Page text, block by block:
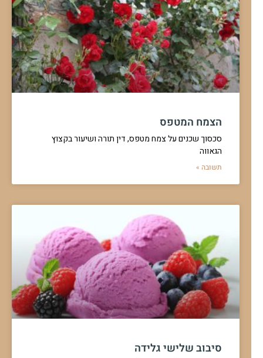
הצמח המטפס
סכסוך שכנים על צמח מטפס, דין תורה ושיעור בקצוץ
הגאווה
תשובה »
סיבוב שלישי גלידה